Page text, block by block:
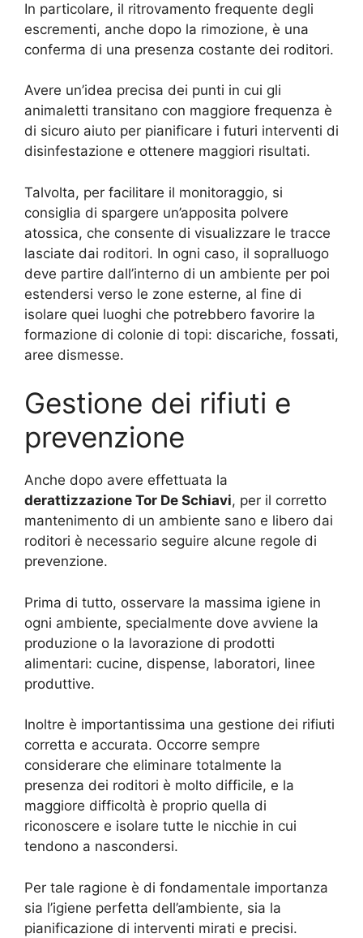
In particolare, il ritrovamento frequente degli
escrementi, anche dopo la rimozione, è una
conferma di una presenza costante dei roditori.
Avere un’idea precisa dei punti in cui gli
animaletti transitano con maggiore frequenza è
di sicuro aiuto per pianificare i futuri interventi di
disinfestazione e ottenere maggiori risultati.
Talvolta, per facilitare il monitoraggio, si
consiglia di spargere un’apposita polvere
atossica, che consente di visualizzare le tracce
lasciate dai roditori. In ogni caso, il sopralluogo
deve partire dall’interno di un ambiente per poi
estendersi verso le zone esterne, al fine di
isolare quei luoghi che potrebbero favorire la
formazione di colonie di topi: discariche, fossati,
aree dismesse.
Gestione dei rifiuti e
prevenzione
Anche dopo avere effettuata la
derattizzazione Tor De Schiavi, per il corretto
mantenimento di un ambiente sano e libero dai
roditori è necessario seguire alcune regole di
prevenzione.
Prima di tutto, osservare la massima igiene in
ogni ambiente, specialmente dove avviene la
produzione o la lavorazione di prodotti
alimentari: cucine, dispense, laboratori, linee
produttive.
Inoltre è importantissima una gestione dei rifiuti
corretta e accurata. Occorre sempre
considerare che eliminare totalmente la
presenza dei roditori è molto difficile, e la
maggiore difficoltà è proprio quella di
riconoscere e isolare tutte le nicchie in cui
tendono a nascondersi.
Per tale ragione è di fondamentale importanza
sia l’igiene perfetta dell’ambiente, sia la
pianificazione di interventi mirati e precisi.